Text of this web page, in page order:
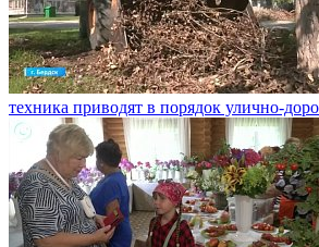
техника приводят в порядок